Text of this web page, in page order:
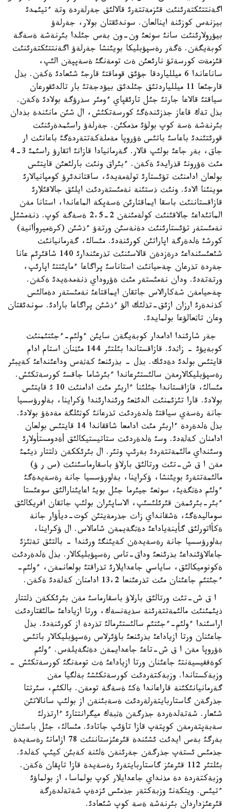
اگةنتتئكتةرئنئث قئزمةتتةرئ قالالئق جةرلةردة وتة ءتيئمدئ
بيزنةس كوزئنة اينالعان. سوندئقتان بولار، جةرلةؤ
بيؤرولارئنئث سانئ سوثعئ ون-ون بةس جئلدا بئرنةشة ةسةگة
كوبةيگةن. ةگةر رةسپؤبليكا بويئنشا جةرلةؤ اگةنتتئكتةرئنئث
قئزمةت كورسةتؤ نارئعئن ةث تومةنگئ ةسةپپةن الئپ،
ساناعاندا 6 ميللياردقا جؤئق قوماقتئ قارجئ شئعادئ ةكةن. بذل
قارجئعا 11 ميللياردتئق جئلدئق بيؤدجةتئ بار تالدئقورعان
سياقتئ قالاعا جارتئ جئل تارئقپاي ءومئر سذرؤگة بولادئ ةكةن.
بذل تةك قاعاز جذزئندةگئ كورسةتكئش، ال شئن مانئندة بذدان
بئرنةشة ةسة كوپ بولؤئ مذمكئن. جةرلةؤ راسئمدةرئنئث
قورئتئندئ باعاسئ باتئس ةؤروپا مةملةكةتتةردةگئ باعانئث ار
جاق، بةر جاعئ بولئپ قالار. گةرمانيادا قازانئ اتقارؤ راسئمئ 3-4
مئث ةؤرونئ قذرايدئ ةكةن. ءبئراق ونئث بارلئعئن قايتئس
بولعان ادامنئث تؤئستارئ تولةمةيدئ، ساقتاندئرؤ كومپانيالارئ
موينئنا الادئ. ونئث ذستئنة نةمئستةردئث ايلئق جالاقئلارئ
قازاقستاننئث باسقا ايماقتارئن ةسةپكة الماعاندا، استانا مةن
الماتئداعئ جالاقئنئث كولةمئنةن 2-2،5 ةسةگة كوپ. ذنةمشئل
نةمئستةر تؤئستارئنئث دةنةسئن ورتةؤ ءذشئن (كرةميروأانية)
كورشئ ةلدةرگة اپاراتئن كورئنةدئ. مئسالئ، گةرمانيانئث
شئعئسئنداعئ درةزدةن قالاسئنئث تذرعئندارئ 140 شاقئرئم عانا
جةردة تذرعان چةحيانئث استاناسئ پراگاعا ءمايئتتئ اپارئپ،
ورتةتةدئ. ودان نةمئستةر مئث ةؤروداي ذنةمدةيدئ ةكةن.
چةحيامةن شةكارالاس جاتقان ايماقتاعئ نةمئستةر دةمالئس
كذندةرئ ارزان ازئق-تذلئك الؤ ءذشئن پراگاعا بارادئ. سوندئقتان
وعان تاثعالؤعا بولمايدئ.
جةر شارئندا ادامدار كوبةيگةن سايئن ءولئم-ءجئتئمنئث
كوبةيؤئ - زاثدئ. قازاقستاندا بئلتئر 144 مئثنان استام ادام
قايتئس بولدئ دةدئك. بذل - بذرئنعئ كةثةس وداعئنداعئ كةيبئر
رةسپؤبليكالارمةن سالئستئرعاندا ءبئرشاما جاقسئ كورسةتكئش.
مئسالئ، قازاقستاندا جئلئنا ءاربئر مئث ادامنئث 10 ئ قايتئس
بولادئ. قارا تئزئمنئث الدئثعئ ورئندارئندا ؤكراينا، بةلورؤسسيا
جانة رةسةي سياقتئ ةلدةردئث تذرعانئ كوثئلگة مةدةؤ بولادئ.
بذل ةلدةردة ءاربئر مئث ادامعا شاققاندا 14 قايتئس بولعان
ادامنان كةلةدئ. وسئ ةلدةردئث ستاتيستيكالئق أةدومستأولارئ
وسئنداي مالئمةتتةردئ بةرئپ وتئر. ال بئرئككةن ذلتتار ذيئمئ
مةن ا ق ش-تئث ورتالئق بارلاؤ باسقارماسئنئث (س ر ؤ)
مالئمةتتةرئ بويئنشا، ؤكراينا، بةلورؤسسيا جانة رةسةيدةگئ
ءولئم دةثگةيئ، سوثعئ جيئرما جئل بويئ اعايئنارالئق سوعئستا
ءبئر-بئرئمةن قئرئلئسئپ، الاساپئران بولئپ جاتقان افريكالئق
سوماليدةگئ، ةشقانداي زاث جذرمةيتئن كوت-ديأؤار جانة
ةكأاتورلئق گأينةياداعئ دةثگةيمةن شامالاس. ال ؤكراينا،
بةلورؤسسيا جانة رةسةيدةن كةيئنگئ ورئندا - بالتئق تةثئزئ
جاعالاؤئنداعئ بذرئنعئ وداق-تاس رةسپؤبليكالار. بذل ةلدةردئث
ةكونوميكالئق، ساياسي جاعدايلارئ تذراقتئ بولعانمةن، ءولئم-
ءجئتئم جاعئنان مئث تذرعئنعا 13،2 ادامنان كةلةدئ ةكةن.
ا ق ش-تئث ورتالئق بارلاؤ باسقارماسئ مةن بئرئككةن ذلتتار
ذيئمئنئث مالئمةتتةرئنة سذيةنسةك، ورتا ازياداعئ حالئقتاردئث
اراسئندا ءولئم-ءجئتئم سالئستئرمالئ تذردة از كورئنةدئ. بذل
جاعئنان ورتا ازياداعئ بذرئنعئ باؤئرلاس رةسپؤبليكالار باتئس
ةؤروپا مةن ا ق ش-تاعئ جاعدايمةن دةثگةيلةس. ءولئم
كوةففيسيةنتئ جاعئنان ورتا ازياداعئ ةث تومةنگئ كورسةتكئش -
وزبةكستاندا. وزبةكتةردئث كورسةتكئشئ بةلگيا مةن
گةرمانيانئكئنة قاراعاندا ةكئ ةسةگة تومةن. بالكئم، سئرتتا
جذرگةن گاستاربايتةرلةردئث ةسةبئنةن از بولئپ سانالاتئن
شئعار. شةتةلدةردة جذرگةن ةثبةك ميگرانتتارئ ءارتذرلئ
سةبةپتةرمةن كوپتةپ قازا تاؤئپ جاتادئ. مئسالئ، جئل باسئنان
بةرگئ بةس ايدئث ئشئندة قئرعئزستاننئث 78 ازاماتئ رةسةيدة
جذمئس ئستةپ جذرگةن جةرئنةن ةلئنة كةبئن كيئپ كةلدئ.
بئلتئر 112 قئرعئز گاستاربايتةرئ رةسةيدة قازا تاپقان ةكةن.
وزبةكتةردة دة مذنداي جاعدايلار كوپ بولماسا، از بولماؤئ
ءتيئس. ويتكةنئ وزبةكتةر جذمئس ئزدةپ شةتةلدةرگة
قئرعئزداردان بئرنةشة ةسة كوپ شئعادئ.